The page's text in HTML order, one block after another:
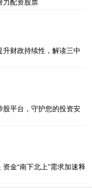
财政持续性，解读三中
平台，守护您的投资安
金“南下北上”需求加速释